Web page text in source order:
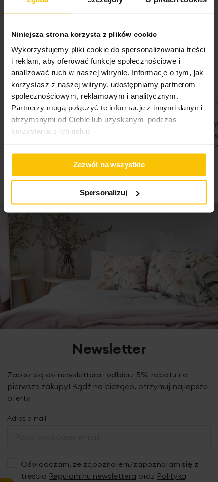
Niniejsza strona korzysta z plików cookie
Wykorzystujemy pliki cookie do spersonalizowania treści
i reklam, aby oferować funkcje społecznościowe i
analizować ruch w naszej witrynie. Informacje o tym, jak
korzystasz z naszej witryny, udostępniamy partnerom
społecznościowym, reklamowym i analitycznym.
Partnerzy mogą połączyć te informacje z innymi danymi
otrzymanymi od Ciebie lub uzyskanymi podczas
korzystania z ich usług.
Zezwól na wszystkie
Spersonalizuj
Skład materiałowy
Tolerancja rozmiaru 3%
Waga netto 33 g
Pobierz instrukcję użytkowania i bezpieczeństwa produktu
powinny być prane razem. Ręczniki wykonane metodą pętelkową.
Ten typ produkcji wymaga parafinowania włókien w celu ich
użytkowania ręczników pojawia się pylenie, które jest wynikiem
wykruszania się parafiny z włókien. Nie jest ono wadą produktu.
Podczas kolejnych procesów prania i w trakcie użytkowania
ręczników pylenie całkowicie ustępuje, jednocześnie zwiększa się ich
puszystość i chłonność.
Nie można wybielać i chlorować
5%
Na podstawie 28332 opinii. Zobacz niektóre opinie
tutaj.
WSZYSTKO SPRAWNIE SZYBKA
DOSTAWA POLECAM
100%
Nie
Państwa
Nie traćcie
Newsletter
Zapisz się do newslettera i odbierz 5% rabatu na
pierwsze zakupy! Bądź na bieżąco, otrzymuj najlepsze
oferty
Adres e-mail
Oświadczam, że zapoznałem/zapoznałam się z
treścią Regulaminu newslettera oraz Polityką